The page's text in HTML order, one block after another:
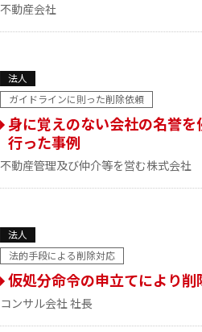
不動産会社
法人
ガイドラインに則った削除依頼
身に覚えのない会社の名誉
行った事例
不動産管理及び仲介等を営む株式会社
法人
法的手段による削除対応
仮処分命令の申立てにより削
コンサル会社 社長